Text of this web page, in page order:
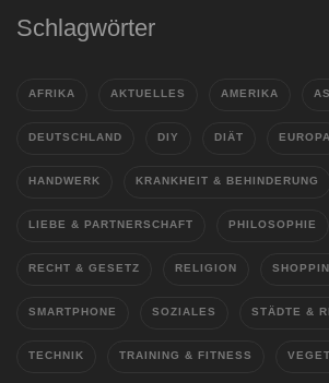
Schlagwörter
AFRIKA AKTUELLES AMERIKA
DEUTSCHLAND DIY DIÄT EUROPA
HANDWERK KRANKHEIT & BEHINDERUNG
LIEBE & PARTNERSCHAFT PHILOSOPHIE
RECHT & GESETZ RELIGION
SMARTPHONE SOZIALES STÄDTE &
TECHNIK TRAINING & FITNESS